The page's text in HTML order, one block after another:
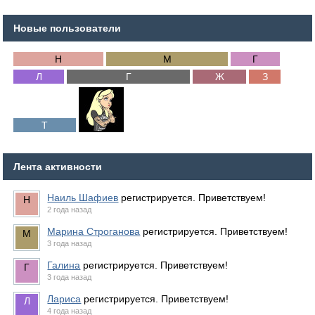
Новые пользователи
Лента активности
Наиль Шафиев регистрируется. Приветствуем!
2 года назад
Марина Строганова регистрируется. Приветствуем!
3 года назад
Галина регистрируется. Приветствуем!
3 года назад
Лариса регистрируется. Приветствуем!
4 года назад